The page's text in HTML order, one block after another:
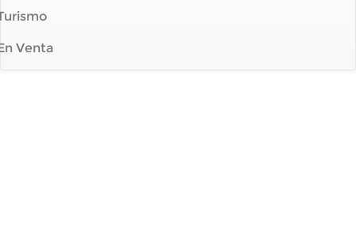
Venta